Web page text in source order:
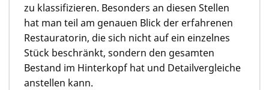
zu klassifizieren. Besonders an diesen Stellen
hat man teil am genauen Blick der erfahrenen
Restauratorin, die sich nicht auf ein einzelnes
Stück beschränkt, sondern den gesamten
Bestand im Hinterkopf hat und Detailvergleiche
anstellen kann.